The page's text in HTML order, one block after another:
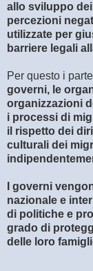
allo sviluppo
percezioni
utilizzate per
barriere legali
Per questo i
governi, le
organizzazioni
i processi di
il rispetto dei
culturali dei
I governi
nazionale e
di politiche e
grado di
delle loro